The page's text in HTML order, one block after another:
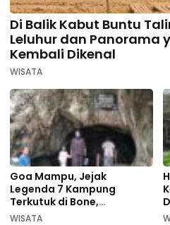
Di Balik Kabut Buntu
Leluhur dan Panorama
Kembali Dikenal
WISATA
Goa Mampu, Jejak
Legenda 7 Kampung
Terkutuk di Bone,
Rekomendasi Liburan
WISATA